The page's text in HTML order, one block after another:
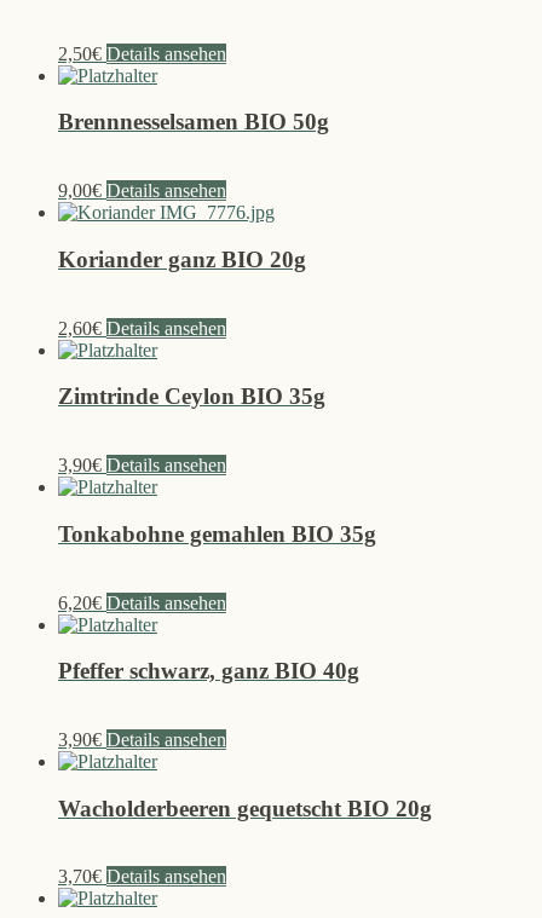
2,50€ Details ansehen
Brennnesselsamen BIO 50g
9,00€ Details ansehen
Koriander ganz BIO 20g
2,60€ Details ansehen
Zimtrinde Ceylon BIO 35g
3,90€ Details ansehen
Tonkabohne gemahlen BIO 35g
6,20€ Details ansehen
Pfeffer schwarz, ganz BIO 40g
3,90€ Details ansehen
Wacholderbeeren gequetscht BIO 20g
3,70€ Details ansehen